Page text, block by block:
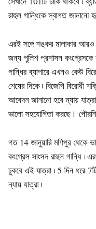
রাহুল গান্ধিকে স্বাগত জানানো
এরই সঙ্গে শঙ্কর মালাকার
জন্য পুলিশ প্রশাসন কংগ্রেসকে
গান্ধির ব্যাপারে এখনও কেউ
শেষের দিকে ৷ বিজেপি
আবেদন জানানো হবে ন্যায়
ভালো সহযোগিতা করছে।
গত 14 জানুয়ারি মণিপুর থেকে
কংগ্রেস সাংসদ রাহুল গান্ধি ৷
ঢুকবে এই যাত্রা ৷ 5 দিন ধরে
ন্যায় যাত্রা ৷